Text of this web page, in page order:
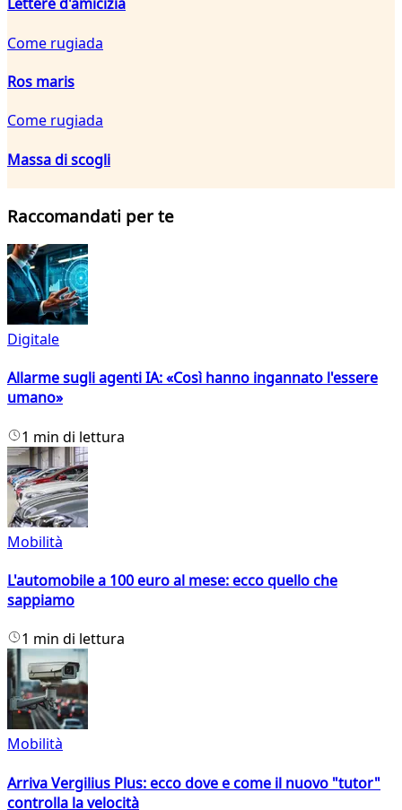
Lettere d'amicizia
Come rugiada
Ros maris
Come rugiada
Massa di scogli
Raccomandati per te
Digitale
Allarme sugli agenti IA: «Così hanno ingannato l'essere
umano»
1 min di lettura
Mobilità
L'automobile a 100 euro al mese: ecco quello che
sappiamo
1 min di lettura
Mobilità
Arriva Vergilius Plus: ecco dove e come il nuovo "tutor"
controlla la velocità